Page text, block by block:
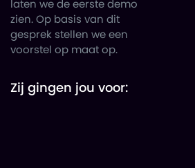
laten we de eerste demo
zien. Op basis van dit
gesprek stellen we een
voorstel op maat op.
Zij gingen jou voor: